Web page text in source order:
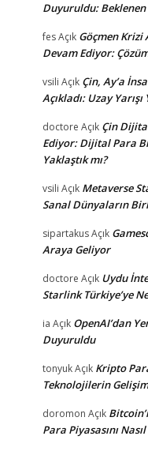
Duyuruldu: Beklenen
fesAçık Göçmen Krizi
Devam Ediyor:
vsili Açık Çin, Ay’a
Açıkladı: Uzay
doctore Açık Çin
Ediyor: Dijital Para
Yaklaştık mı?
vsili Açık Metaverse
Sanal Dünyaların
sipartakusAçık
Araya Geliyor
doctore Açık Uydu
Starlink Türkiye’ye
ia Açık OpenAI’dan
Duyuruldu
tonyukAçık Kripto
Teknolojilerin
doromon Açık
Para Piyasasını